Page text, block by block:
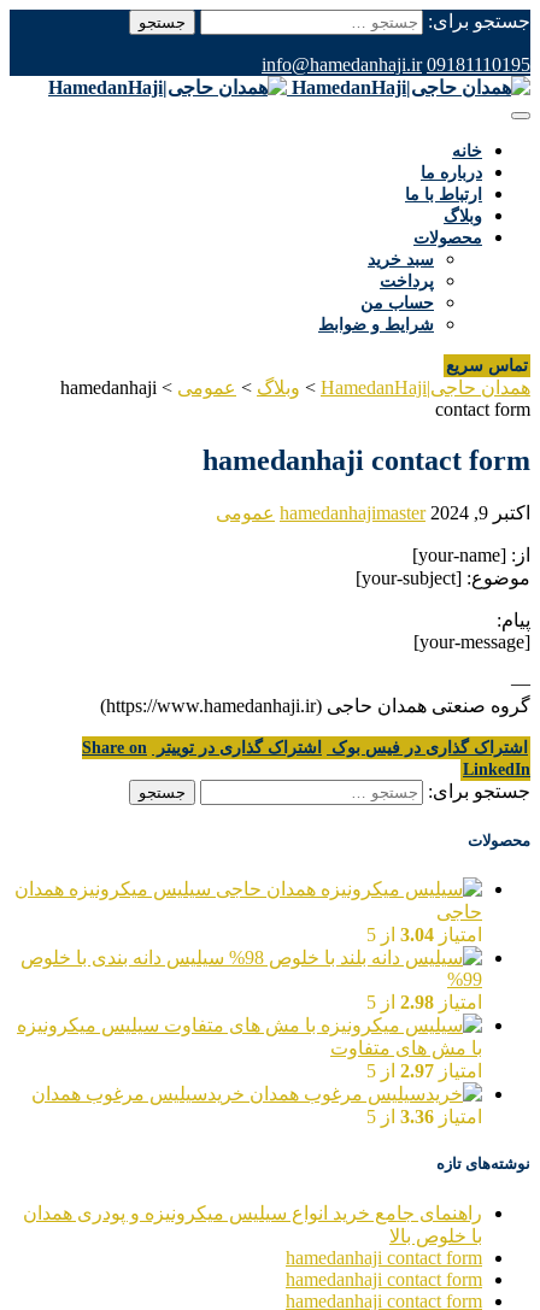
جستجو برای:
09181110195
info@hamedanhaji.ir
خانه
درباره ما
ارتباط با ما
وبلاگ
محصولات
سبد خرید
پرداخت
حساب من
شرایط و ضوابط
تماس سریع
همدان حاجی|HamedanHaji > وبلاگ > عمومی >
hamedanhaji
contact form
hamedanhaji contact form
اکتبر 9, 2024 hamedanhajimaster عمومی
از: [your-name]
موضوع: [your-subject]
پیام:
[your-message]
—
گروه صنعتی همدان حاجی (https://www.hamedanhaji.ir)
اشتراک گذاری در فیس بوک اشتراک گذاری در توییتر
Share on
LinkedIn
جستجو برای:
محصولات
سیلیس میکرونیزه همدان
حاجی
امتیاز 3.04 از 5
سیلیس دانه بندی با خلوص
99%
امتیاز 2.98 از 5
سیلیس میکرونیزه
با مش های متفاوت
امتیاز 2.97 از 5
خریدسیلیس مرغوب همدان
امتیاز 3.36 از 5
نوشته‌های تازه
راهنمای جامع خرید انواع سیلیس میکرونیزه و پودری همدان
با خلوص بالا
hamedanhaji contact form
hamedanhaji contact form
hamedanhaji contact form